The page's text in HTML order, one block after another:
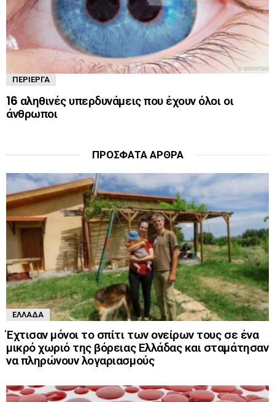
ΠΕΡΊΕΡΓΑ
16 αληθινές υπερδυνάμεις που έχουν όλοι οι
άνθρωποι
ΠΡΌΣΦΑΤΑ ΆΡΘΡΑ
ΕΛΛΆΔΑ
Έχτισαν μόνοι το σπίτι των ονείρων τους σε ένα
μικρό χωριό της βόρειας Ελλάδας και σταμάτησαν
να πληρώνουν λογαριασμούς